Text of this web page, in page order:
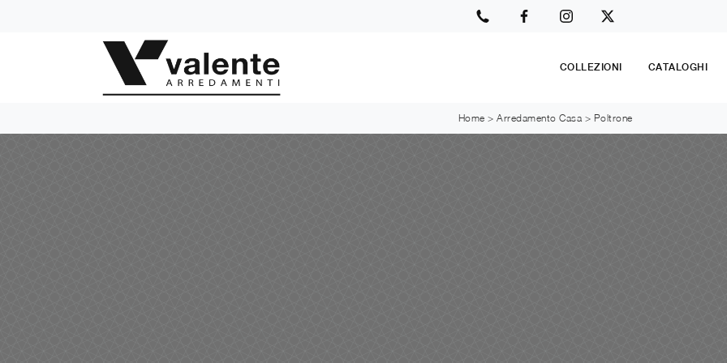
COLLEZIONI CATALOGHI
Home > Arredamento Casa > Poltrone